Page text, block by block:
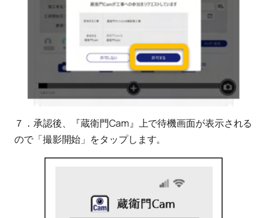
７．承認後、『蔵衛門Cam』上で待機画面が表示される
ので「撮影開始」をタップします。